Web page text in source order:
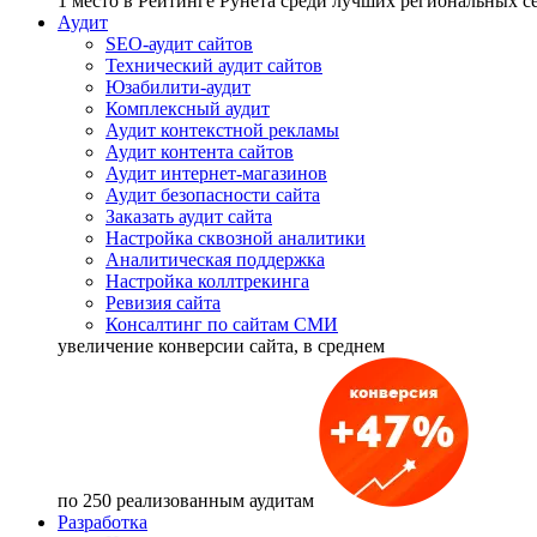
Аудит
SEO-аудит сайтов
Технический аудит сайтов
Юзабилити-аудит
Комплексный аудит
Аудит контекстной рекламы
Аудит контента сайтов
Аудит интернет-магазинов
Аудит безопасности сайта
Заказать аудит сайта
Настройка сквозной аналитики
Аналитическая поддержка
Настройка коллтрекинга
Ревизия сайта
Консалтинг по сайтам СМИ
увеличение конверсии сайта, в среднем
по 250 реализованным аудитам
Разработка